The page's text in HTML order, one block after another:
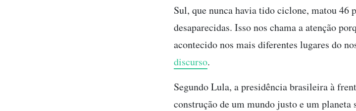
Sul, que nunca havia tido ciclone, matou 46
desaparecidas. Isso nos chama a atenção
acontecido nos mais diferentes lugares do
discurso.
Segundo Lula, a presidência brasileira à
construção de um mundo justo e um planeta